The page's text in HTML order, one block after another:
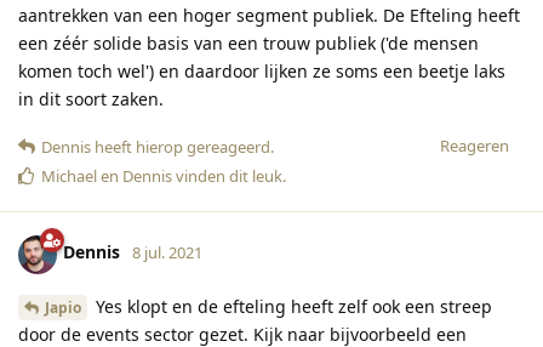
aantrekken van een hoger segment publiek. De Efteling heeft
een zéér solide basis van een trouw publiek ('de mensen
komen toch wel') en daardoor lijken ze soms een beetje laks
in dit soort zaken.
Reageren
Dennis heeft hierop gereageerd.
Michaelen Dennisvinden dit leuk.
Dennis 8 jul. 2021
Japio
Yes klopt en de efteling heeft zelf ook een streep
door de events sector gezet. Kijk naar bijvoorbeeld een